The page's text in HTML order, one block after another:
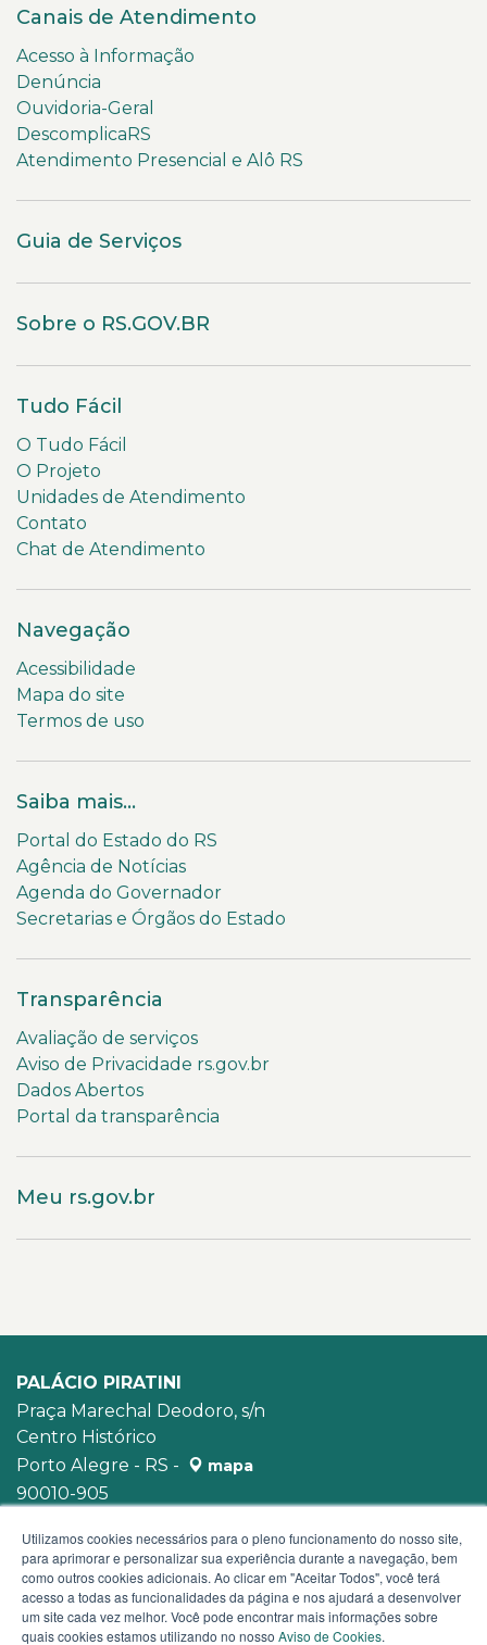
Canais de Atendimento
Acesso à Informação
Denúncia
Ouvidoria-Geral
DescomplicaRS
Atendimento Presencial e Alô RS
Guia de Serviços
Sobre o RS.GOV.BR
Tudo Fácil
O Tudo Fácil
O Projeto
Unidades de Atendimento
Contato
Chat de Atendimento
Navegação
Acessibilidade
Mapa do site
Termos de uso
Saiba mais...
Portal do Estado do RS
Agência de Notícias
Agenda do Governador
Secretarias e Órgãos do Estado
Transparência
Avaliação de serviços
Aviso de Privacidade rs.gov.br
Dados Abertos
Portal da transparência
Meu rs.gov.br
PALÁCIO PIRATINI
Praça Marechal Deodoro, s/n
Centro Histórico
Porto Alegre - RS -
mapa
90010-905
Utilizamos cookies necessários para o pleno funcionamento do nosso site,
para aprimorar e personalizar sua experiência durante a navegação, bem
como outros cookies adicionais. Ao clicar em "Aceitar Todos", você terá
acesso a todas as funcionalidades da página e nos ajudará a desenvolver
um site cada vez melhor. Você pode encontrar mais informações sobre
quais cookies estamos utilizando no nosso Aviso de Cookies.